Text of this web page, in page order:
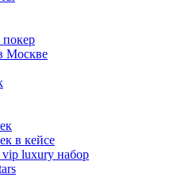
Москве
в кейсе
luxury набор